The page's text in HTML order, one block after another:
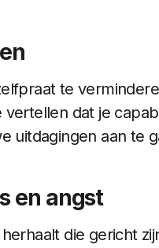
te
dat je
uitdagingen aan te
en angst
die gericht